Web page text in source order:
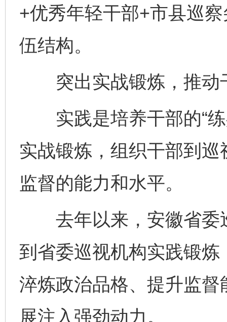
+优秀年轻干部+市县巡
伍结构。
突出实战锻炼，推动
实践是培养干部的“练
实战锻炼，组织干部到
监督的能力和水平。
去年以来，安徽省委
到省委巡视机构实践锻
淬炼政治品格、提升监
展注入强劲动力。